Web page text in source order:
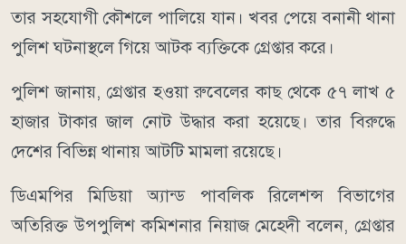
তার সহযোগী কৌশলে পালিয়ে যান। খবর পেয়ে বনানী থানা
পুলিশ ঘটনাস্থলে গিয়ে আটক ব্যক্তিকে গ্রেপ্তার করে।
পুলিশ জানায়, গ্রেপ্তার হওয়া রুবেলের কাছ থেকে ৫৭ লাখ ৫
হাজার টাকার জাল নোট উদ্ধার করা হয়েছে। তার বিরুদ্ধে
দেশের বিভিন্ন থানায় আটটি মামলা রয়েছে।
ডিএমপির মিডিয়া অ্যান্ড পাবলিক রিলেশন্স বিভাগের
অতিরিক্ত উপপুলিশ কমিশনার নিয়াজ মেহেদী বলেন, গ্রেপ্তার